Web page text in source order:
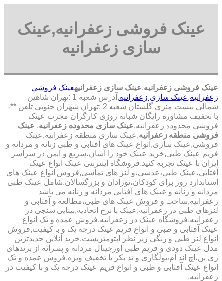
عینک فروشی زعفرانیه,عینک
سازی زعفرانیه
عینک فروشی زعفرانیه,عینک سازی زعفرانیهعینک فروشی
زعفرانیه,عینک سازی زعفرانیه
,آدرس شعبه 1 :تهران شاهین
شمالی بیست متری گلستان شعبه 2 :تهران شهران جنوبی تلفن **-
با تخفیف مشاوره رایگان شبانه روزی کارگران مجرب عینک
فروشی محدوده زعفرانیه,عینک سازی محدوده زعفرانیه, عینک
فروشی منطقه زعفرانیه,عینک سازی منطقه زعفرانیه,عینک
فروشی,عینک سازی,انواع عینک های آفتابی و طبی زنانه و مردانه و
فریم عینک طبی,خرید عینک خود را آسان،سریع و ایمن در سراسر
ایران با عینک تجربه کنید.فروشگاه اینترنتی عینک انواع عینک
آفتابی،عینک طبی،عدسی،و لنز های تماسی,فروش انواع عینک های
استاندارد روز برای کودکان،نوزادان و بزرگسالان.شامل عینک طبی
مردانه و زنانه و عینک های آفتابی مردانه و زنانه می باشد
زعفرانیه,ساخت و فروش عینک های طبی،مطالعه و آفتابی و
لنزهای طبی در زعفرانیه,عینک با نرخ اتحادیه,بینایی سنجی در
زعفرانیه,فروشگاه عینک در زعفرانیه,فروش عمده و تک انواع
عینک آفتابی و طبی و انواع فریم عینک درجه یک و با کیفیت,فروش
انواع لنز طبی و رنگی زیر نظر اپتومتریست,خرید آنلاین جدیدترین
مدل عینک دودی و فریم طبی اورجینال مردانه و پسرانه از برندهای
ری بن،اچ اند ام،بولگاری و تد بکر با تخفیف ویژه,فروش عمده و تک
انواع عینک آفتابی و طبی و انواع فریم عینک درجه یک و با کیفیت در
زعفرانیه,